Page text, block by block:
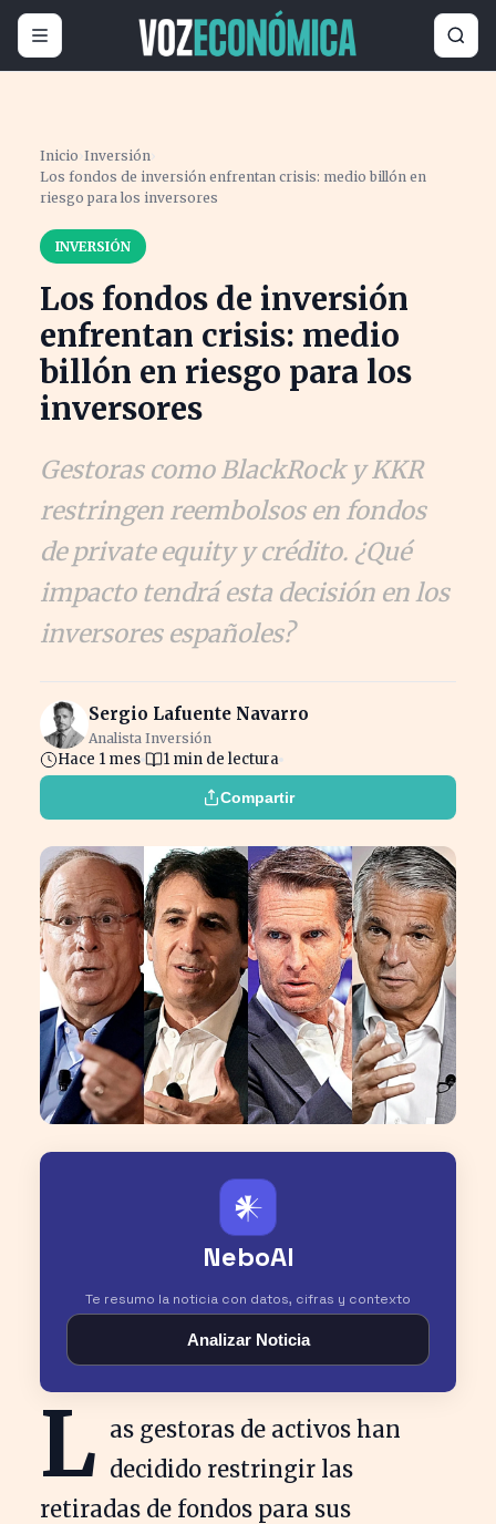
Inicio ›Inversión›
Los fondos de inversión enfrentan crisis: medio billón en
riesgo para los inversores
INVERSIÓN
Los fondos de inversión
enfrentan crisis: medio
billón en riesgo para los
inversores
Gestoras como BlackRock y KKR
restringen reembolsos en fondos
de private equity y crédito. ¿Qué
impacto tendrá esta decisión en los
inversores españoles?
Sergio Lafuente Navarro
Analista Inversión
Hace 1 mes 1 min de lectura
Compartir
𒀭
NeboAI
Te resumo la noticia con datos, cifras y contexto
Analizar Noticia
L as gestoras de activos han
decidido restringir las
retiradas de fondos para sus